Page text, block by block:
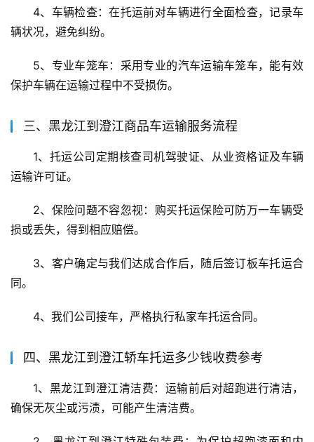
4、车辆检查：在托运前对车辆进行全面检查，记录车
辆状况，避免纠纷。
5、专业车笼车：采用专业的汽车运输车笼车，能有效
保护车辆在运输过程中不受损伤。
三、黑龙江到澄江商品车运输服务流程
1、托运公司定期核查司机驾驶证、从业资格证及车辆
运输许可证。
2、保险问题不容忽视：购买托运保险可防万一车辆受
损或丢失，得到相应赔偿。
3、客户确定与我们达成合作后，随后签订板车托运合
同。
4、我们公司接车，严格执行私家车托运合同。
四、黑龙江到澄江轿车托运多少钱收费参考
1、黑龙江到澄江清洁费：运输前后对超跑进行清洁，
确保无灰尘或污渍，可能产生清洁费。